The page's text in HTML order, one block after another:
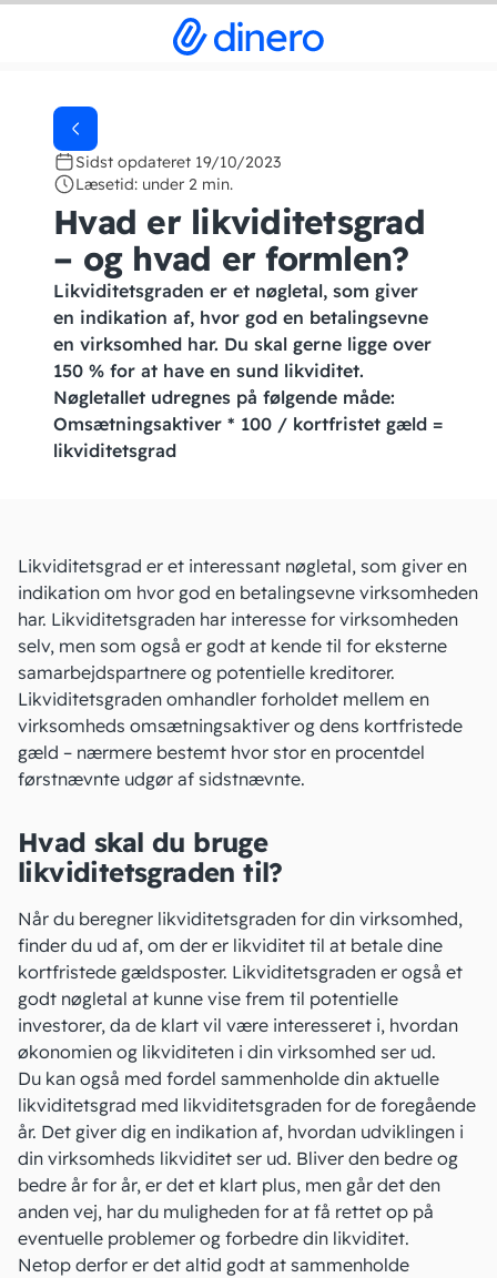
Sidst opdateret 19/10/2023
Læsetid: under 2 min.
Hvad er likviditetsgrad
– og hvad er formlen?
Likviditetsgraden er et nøgletal, som giver
en indikation af, hvor god en betalingsevne
en virksomhed har. Du skal gerne ligge over
150 % for at have en sund likviditet.
Nøgletallet udregnes på følgende måde:
Omsætningsaktiver * 100 / kortfristet gæld =
likviditetsgrad
Likviditetsgrad er et interessant nøgletal, som giver en
indikation om hvor god en betalingsevne virksomheden
har. Likviditetsgraden har interesse for virksomheden
selv, men som også er godt at kende til for eksterne
samarbejdspartnere og potentielle kreditorer.
Likviditetsgraden omhandler forholdet mellem en
virksomheds omsætningsaktiver og dens kortfristede
gæld – nærmere bestemt hvor stor en procentdel
førstnævnte udgør af sidstnævnte.
Hvad skal du bruge
likviditetsgraden til?
Når du beregner likviditetsgraden for din virksomhed,
finder du ud af, om der er likviditet til at betale dine
kortfristede gældsposter. Likviditetsgraden er også et
godt nøgletal at kunne vise frem til potentielle
investorer, da de klart vil være interesseret i, hvordan
økonomien og likviditeten i din virksomhed ser ud.
Du kan også med fordel sammenholde din aktuelle
likviditetsgrad med likviditetsgraden for de foregående
år. Det giver dig en indikation af, hvordan udviklingen i
din virksomheds likviditet ser ud. Bliver den bedre og
bedre år for år, er det et klart plus, men går det den
anden vej, har du muligheden for at få rettet op på
eventuelle problemer og forbedre din likviditet.
Netop derfor er det altid godt at sammenholde